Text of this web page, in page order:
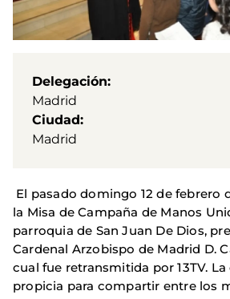
Delegación
Madrid
Ciudad
Madrid
El pasado domingo 12 de febrero
la Misa de Campaña de Manos
parroquia de San Juan De Dios,
Cardenal Arzobispo de Madrid D.
cual fue retransmitida por 13TV.
propicia para compartir entre los